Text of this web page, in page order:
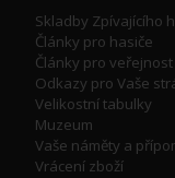
Skladby Zpívajícího
Články pro hasiče
Články pro veřejnost
Odkazy pro Vaše
Velikostní tabulky
Muzeum
Vaše náměty a
Vrácení zboží